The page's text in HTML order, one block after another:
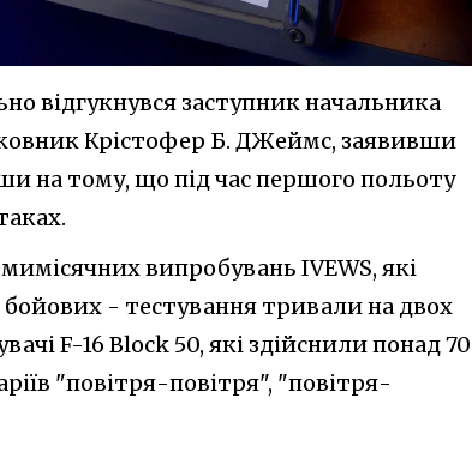
відгукнувся заступник начальника
Крістофер Б. ДЖеймс, заявивши
на тому, що під час першого польоту
випробувань IVEWS, які
- тестування тривали на двох
F-16 Block 50, які здійснили понад 70
"повітря-повітря", "повітря-